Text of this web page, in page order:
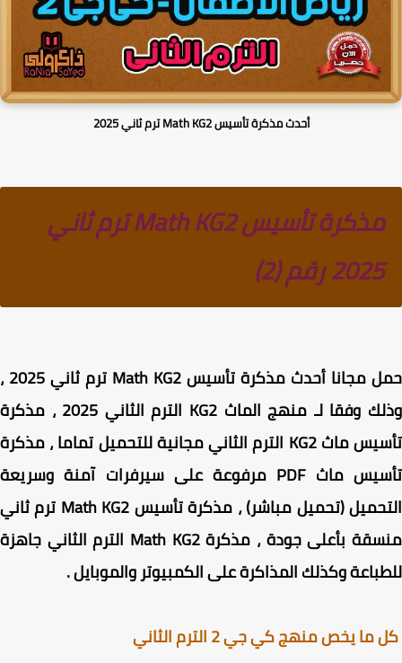
أحدث مذكرة تأسيس Math KG2 ترم ثاني 2025
مذكرة تأسيس Math KG2 ترم ثاني
2025 رقم (2)
حمل مجانا أحدث مذكرة تأسيس Math KG2 ترم ثاني 2025 ،
وذلك وفقا لـ منهج الماث KG2 الترم الثاني 2025 ، مذكرة
تأسيس ماث KG2 الترم الثاني مجانية للتحميل تماما ، مذكرة
تأسيس ماث PDF مرفوعة على سيرفرات آمنة وسريعة
التحميل (تحميل مباشر) ، مذكرة تأسيس Math KG2 ترم ثاني
منسقة بأعلى جودة ، مذكرة Math KG2 الترم الثاني جاهزة
وكذلك المذاكرة على الكمبيوتر والموبايل .
يخص منهج كي جي 2 الترم الثاني